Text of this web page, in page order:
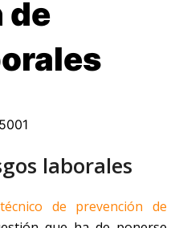
de
laborales
técnico de prevención de